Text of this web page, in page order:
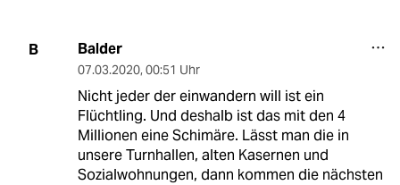
B Balder
07.03.2020, 00:51 Uhr
Nicht jeder der einwandern will ist ein
Flüchtling. Und deshalb ist das mit den 4
Millionen eine Schimäre. Lässt man die in
unsere Turnhallen, alten Kasernen und
Sozialwohnungen, dann kommen die nächsten